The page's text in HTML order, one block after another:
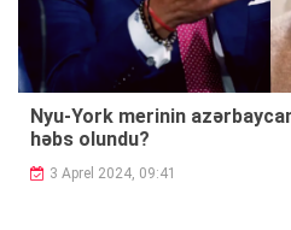
Nyu-York merinin
həbs olundu?
3 Aprel 2024, 09:41